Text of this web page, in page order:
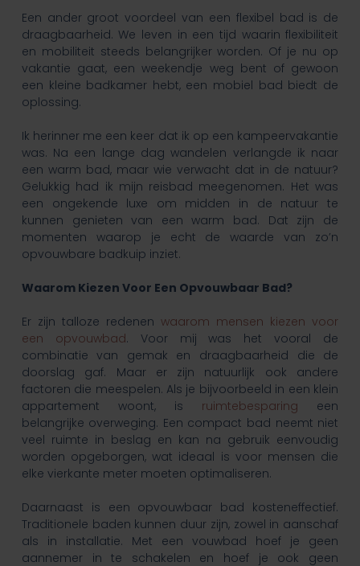
Een ander groot voordeel van een flexibel bad is de
draagbaarheid. We leven in een tijd waarin flexibiliteit
en mobiliteit steeds belangrijker worden. Of je nu op
vakantie gaat, een weekendje weg bent of gewoon
een kleine badkamer hebt, een mobiel bad biedt de
oplossing.
Ik herinner me een keer dat ik op een kampeervakantie
was. Na een lange dag wandelen verlangde ik naar
een warm bad, maar wie verwacht dat in de natuur?
Gelukkig had ik mijn reisbad meegenomen. Het was
een ongekende luxe om midden in de natuur te
kunnen genieten van een warm bad. Dat zijn de
momenten waarop je echt de waarde van zo’n
opvouwbare badkuip inziet.
Waarom Kiezen Voor Een Opvouwbaar Bad?
Er zijn talloze redenenwaarom mensen kiezen voor
een opvouwbad. Voor mij was het vooral de
combinatie van gemak en draagbaarheid die de
doorslag gaf. Maar er zijn natuurlijk ook andere
factoren die meespelen. Als je bijvoorbeeld in een klein
appartement woont, is ruimtebesparing een
belangrijke overweging. Een compact bad neemt niet
veel ruimte in beslag en kan na gebruik eenvoudig
worden opgeborgen, wat ideaal is voor mensen die
elke vierkante meter moeten optimaliseren.
Daarnaast is een opvouwbaar bad kosteneffectief.
Traditionele baden kunnen duur zijn, zowel in aanschaf
als in installatie. Met een vouwbad hoef je geen
aannemer in te schakelen en hoef je ook geen